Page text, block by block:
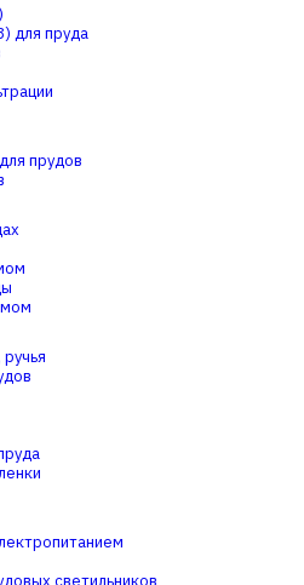
для пруда
прудов
светильников